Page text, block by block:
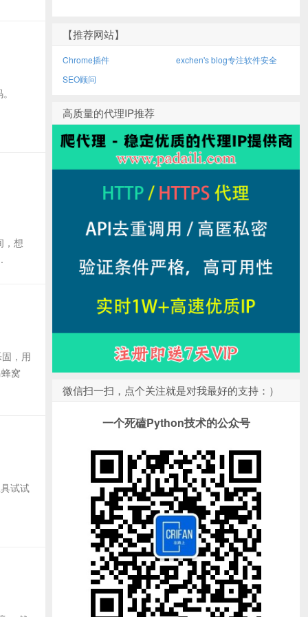
，想
，用
窝
试试
【推荐网站】
Chrome插件
exchen's blog专注软件安全
SEO顾问
高质量的代理IP推荐
微信扫一扫，点个关注就是对我最好的支持：）
一个死磕Python技术的公众号